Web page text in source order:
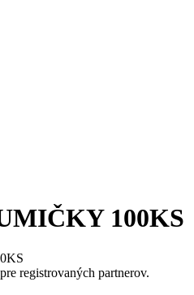
100KS
registrovaných partnerov.